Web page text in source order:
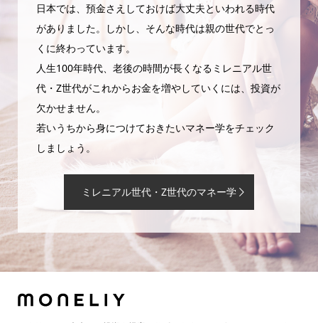
日本では、預金さえしておけば大丈夫といわれる時代
がありました。しかし、そんな時代は親の世代でとっ
くに終わっています。
人生100年時代、老後の時間が長くなるミレニアル世
代・Z世代がこれからお金を増やしていくには、投資が
欠かせません。
若いうちから身につけておきたいマネー学をチェック
しましょう。
ミレニアル世代・Z世代のマネー学